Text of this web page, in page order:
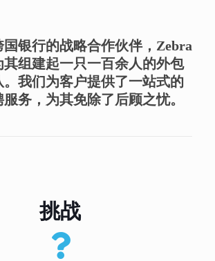
国银行的战略合作伙伴，Zebra
其组建起一只一百余人的外包
。我们为客户提供了一站式的
服务，为其免除了后顾之忧。
挑战